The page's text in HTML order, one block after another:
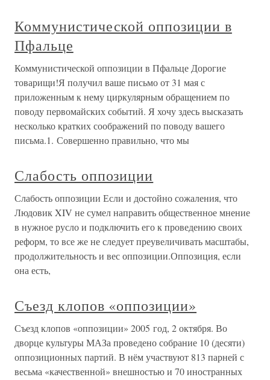
Коммунистической оппозиции в
Пфальце
Коммунистической оппозиции в Пфальце Дорогие
товарищи!Я получил ваше письмо от 31 мая с
приложенным к нему циркулярным обращением по
поводу первомайских событий. Я хочу здесь высказать
несколько кратких соображений по поводу вашего
письма.1. Совершенно правильно, что мы
Слабость оппозиции
Слабость оппозиции Если и достойно сожаления, что
Людовик XIV не сумел направить общественное мнение
в нужное русло и подключить его к проведению своих
реформ, то все же не следует преувеличивать масштабы,
продолжительность и вес оппозиции.Оппозиция, если
она есть,
Съезд клопов «оппозиции»
Съезд клопов «оппозиции» 2005 год, 2 октября. Во
дворце культуры МАЗа проведено собрание 10 (десяти)
оппозиционных партий. В нём участвуют 813 парней с
весьма «качественной» внешностью и 70 иностранных